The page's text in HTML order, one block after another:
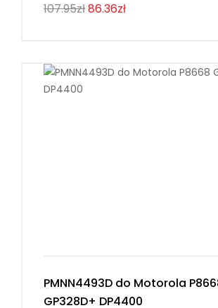
107.95zł86.36zł
PMNN4493D do Motorola
GP328D+ DP4400